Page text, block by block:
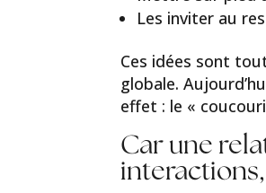
Les inviter au
Ces idées sont
globale.
effet : le «
Car une